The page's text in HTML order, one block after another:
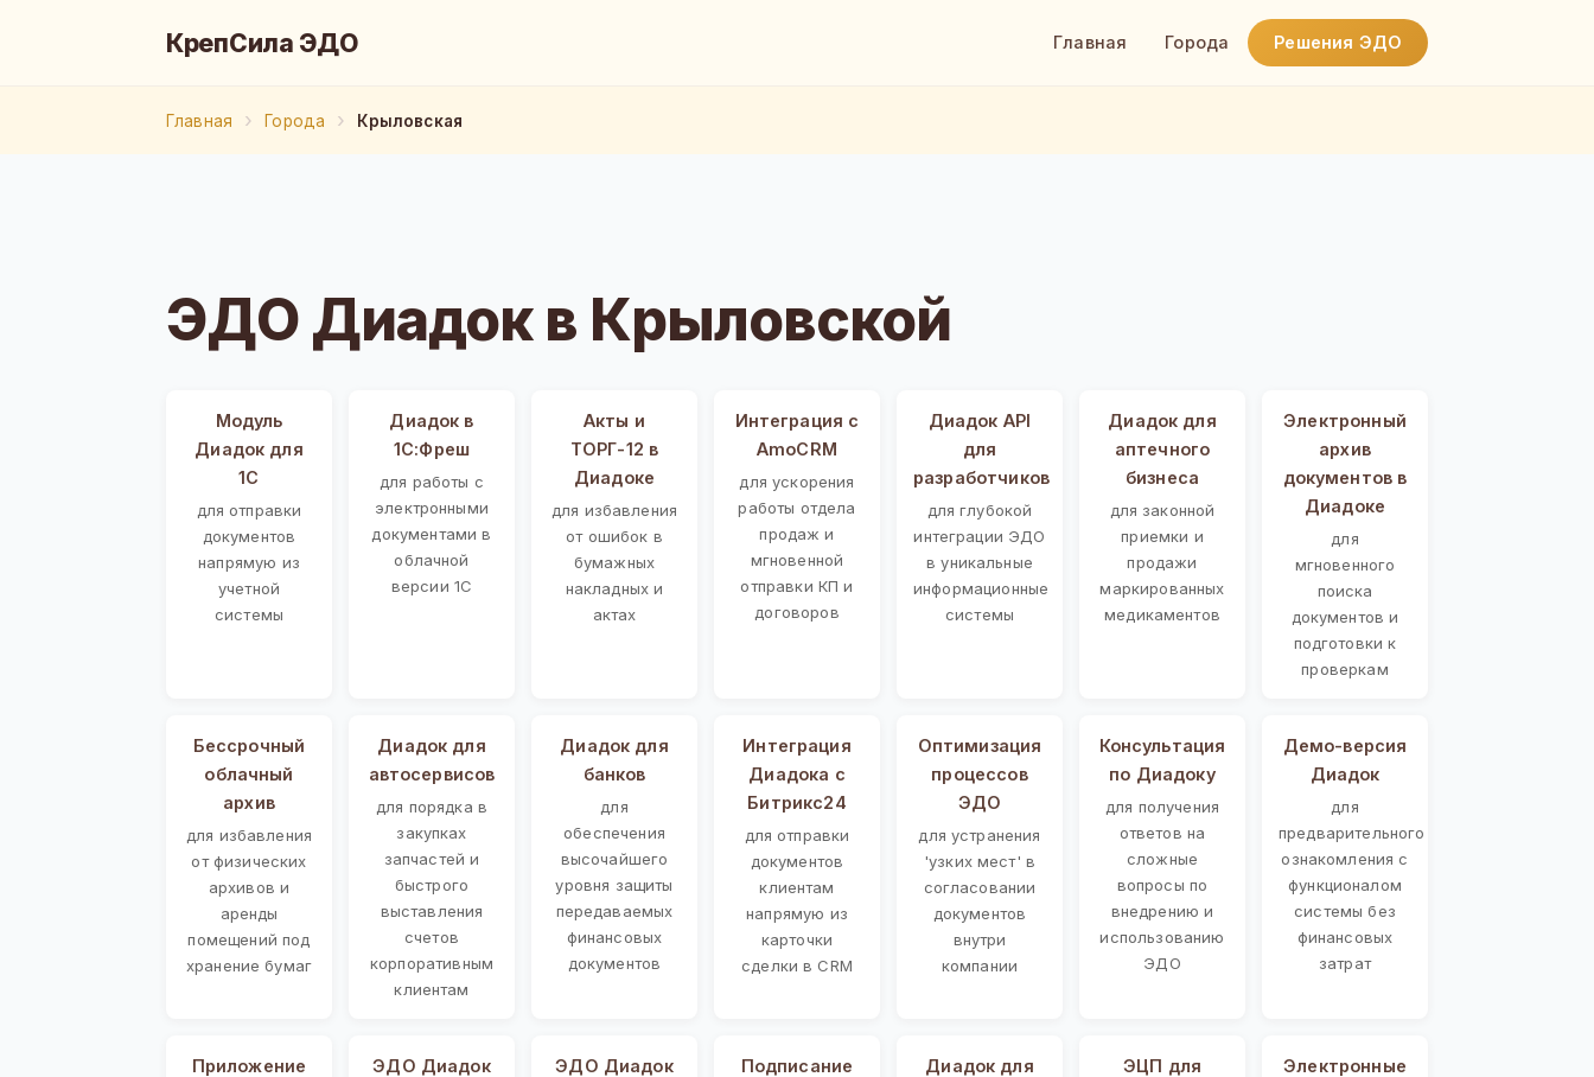
КрепСила ЭДО Главная Города Решения ЭДО
Главная Города Крыловская
ЭДО Диадок в Крыловской
Модуль
Диадок для
1С
для отправки
документов
напрямую из
учетной
системы
Диадок в
1С:Фреш
для работы с
электронными
документами в
облачной
версии 1С
Акты и
ТОРГ-12 в
Диадоке
для избавления
от ошибок в
бумажных
накладных и
актах
Интеграция с
AmoCRM
для ускорения
работы отдела
продаж и
мгновенной
отправки КП и
договоров
Диадок API
для
разработчиков
для глубокой
интеграции ЭДО
в уникальные
информационные
системы
Диадок для
аптечного
бизнеса
для законной
приемки и
продажи
маркированных
медикаментов
Электронный
архив
документов в
Диадоке
для
мгновенного
поиска
документов и
подготовки к
проверкам
Бессрочный
облачный
архив
для избавления
от физических
архивов и
аренды
помещений под
хранение бумаг
Диадок для
автосервисов
для порядка в
закупках
запчастей и
быстрого
выставления
счетов
корпоративным
клиентам
Диадок для
банков
для
обеспечения
высочайшего
уровня защиты
передаваемых
финансовых
документов
Интеграция
Диадока с
Битрикс24
для отправки
документов
клиентам
напрямую из
карточки
сделки в CRM
Оптимизация
процессов
ЭДО
для устранения
'узких мест' в
согласовании
документов
внутри
компании
Консультация
по Диадоку
для получения
ответов на
сложные
вопросы по
внедрению и
использованию
ЭДО
Демо-версия
Диадок
для
предварительного
ознакомления с
функционалом
системы без
финансовых
затрат
Приложение
ЭДО Диадок
ЭДО Диадок
Подписание
Диадок для
ЭЦП для
Электронные